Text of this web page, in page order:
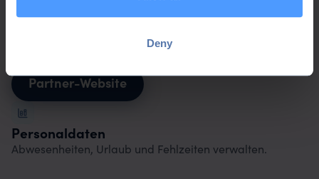
Deny
über MOCO
Projektabrechnung, Zeiterfassung und kaufmännische
Personaldaten
Abwesenheiten, Urlaub und Fehlzeiten verwalten.
Partner-Website